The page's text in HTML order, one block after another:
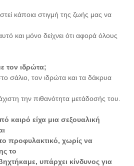
κάποια στιγμή της ζωής μας να
και μόνο δείχνει ότι αφορά όλους
τον ιδρώτα;
σάλιο, τον ιδρώτα και τα δάκρυα
την πιθανότητα μετάδοσής του.
καιρό είχα μια σεξουαλική
προφυλακτικό, χωρίς να
το
υπάρχει κίνδυνος για